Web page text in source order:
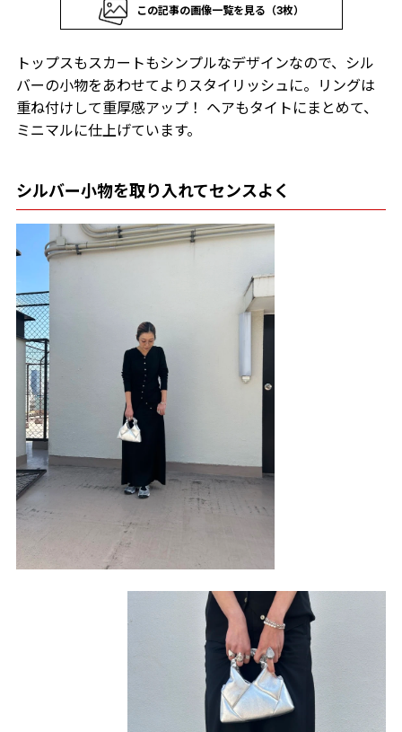
この記事の画像一覧を見る（3枚）
トップスもスカートもシンプルなデザインなので、シル
バーの小物をあわせてよりスタイリッシュに。リングは
重ね付けして重厚感アップ！ ヘアもタイトにまとめて、
ミニマルに仕上げています。
シルバー小物を取り入れてセンスよく